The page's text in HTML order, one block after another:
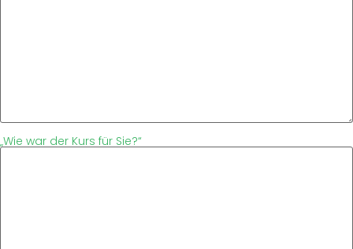
„Wie war der Kurs für Sie?“